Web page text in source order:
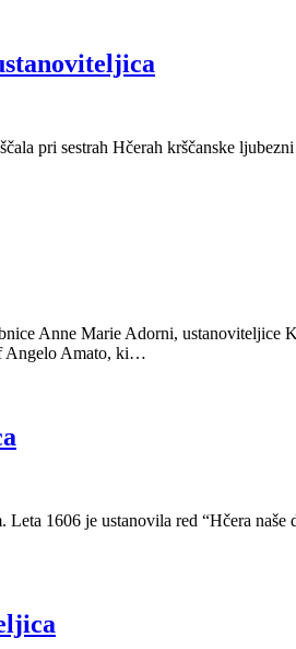
pri sestrah Hčerah krščanske
Anne Marie Adorni, ustanoviteljice
Angelo Amato, ki…
1606 je ustanovila red “Hčera